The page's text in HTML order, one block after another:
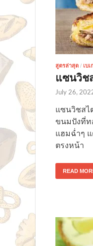
สูตรล่าสุด / เบเ
แซนวิช
July 26,
แซนวิชสไ
ขนมปังที่ท
แฮมฉ่ำๆ
ตรงหน้า
READ